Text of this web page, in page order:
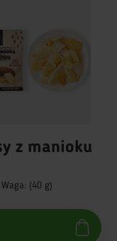
z manioku
Waga: (40 g)